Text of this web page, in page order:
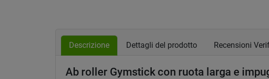
Descrizione Dettagli del prodotto Recensioni
Ab roller Gymstick con ruota larga e